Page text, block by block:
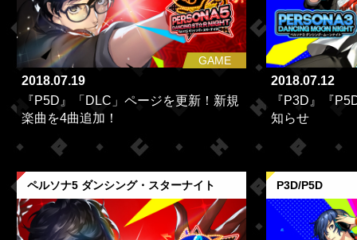
GAME
2018.07.19
『P5D』「DLC」ページを更新！新規
楽曲を4曲追加！
2018.07.12
『P3D』『
知らせ
ペルソナ5 ダンシング・スターナイト P3D/P5D